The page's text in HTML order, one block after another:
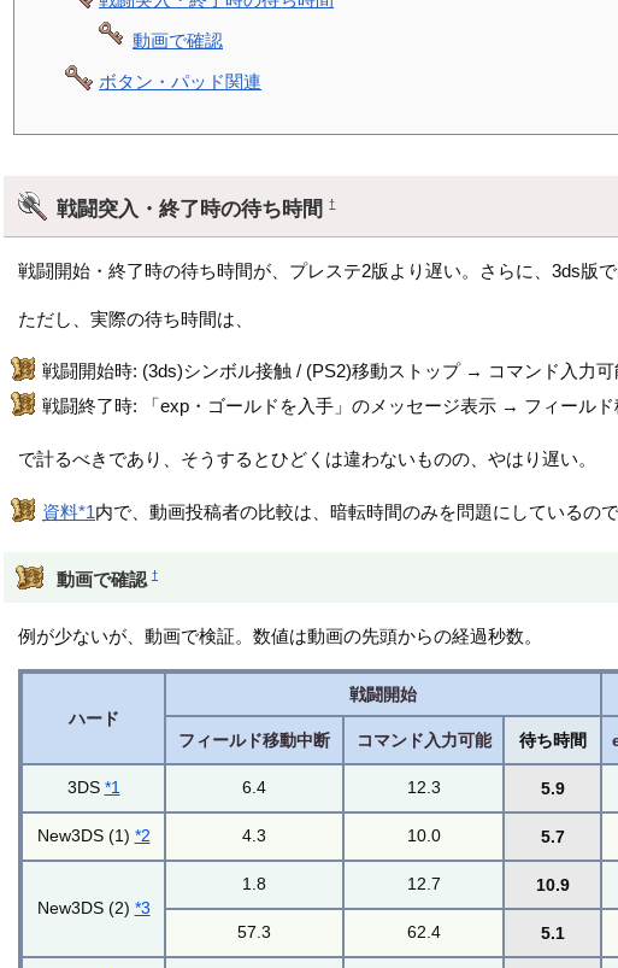
動画で確認
ボタン・パッド関連
戦闘突入・終了時の待ち時間†
戦闘開始・終了時の待ち時間が、プレステ2版より遅い。さらに、3ds版
ただし、実際の待ち時間は、
戦闘開始時: (3ds)シンボル接触 / (PS2)移動ストップ → コマンド入力可
戦闘終了時: 「exp・ゴールドを入手」のメッセージ表示 → フィールド
で計るべきであり、そうするとひどくは違わないものの、やはり遅い。
資料*1内で、動画投稿者の比較は、暗転時間のみを問題にしているの
動画で確認 †
例が少ないが、動画で検証。数値は動画の先頭からの経過秒数。
ハード
戦闘開始
フィールド移動中断 コマンド入力可能 待ち時間
3DS *1 6.4 12.3 5.9
New3DS (1) *2 4.3 10.0 5.7
New3DS (2) *3
1.8 12.7 10.9
57.3 62.4 5.1